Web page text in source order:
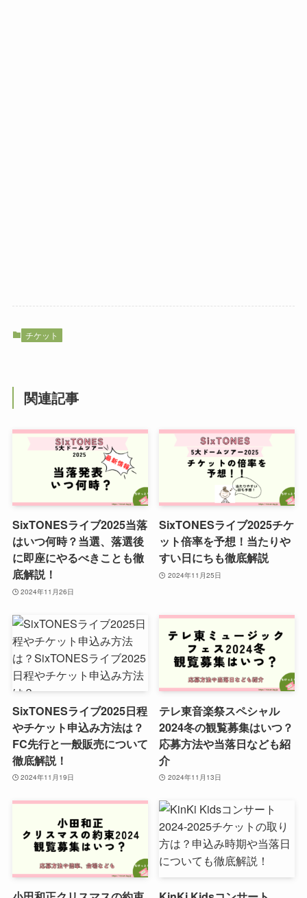
チケット
関連記事
SixTONESライブ2025当落
はいつ何時？当選、落選後
に即座にやるべきことも徹
底解説！
2024年11月26日
SixTONESライブ2025チケ
ット倍率を予想！当たりや
すい日にちも徹底解説
2024年11月25日
SixTONESライブ2025日程
やチケット申込み方法は？
FC先行と一般販売について
徹底解説！
2024年11月19日
テレ東音楽祭スペシャル
2024冬の観覧募集はいつ？
応募方法や当落日なども紹
介
2024年11月13日